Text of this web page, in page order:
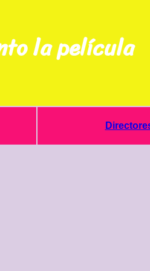
la película